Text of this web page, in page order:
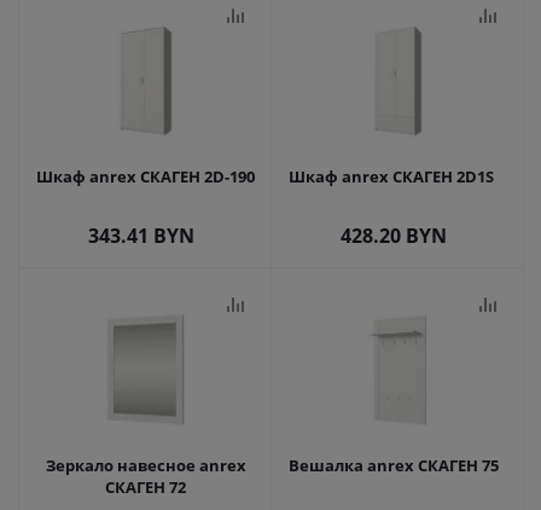
Шкаф anrex СКАГЕН 2D-190
343.41 BYN
Шкаф anrex СКАГЕН 2D1S
428.20 BYN
Зеркало навесное anrex
СКАГЕН 72
Вешалка anrex СКАГЕН 75